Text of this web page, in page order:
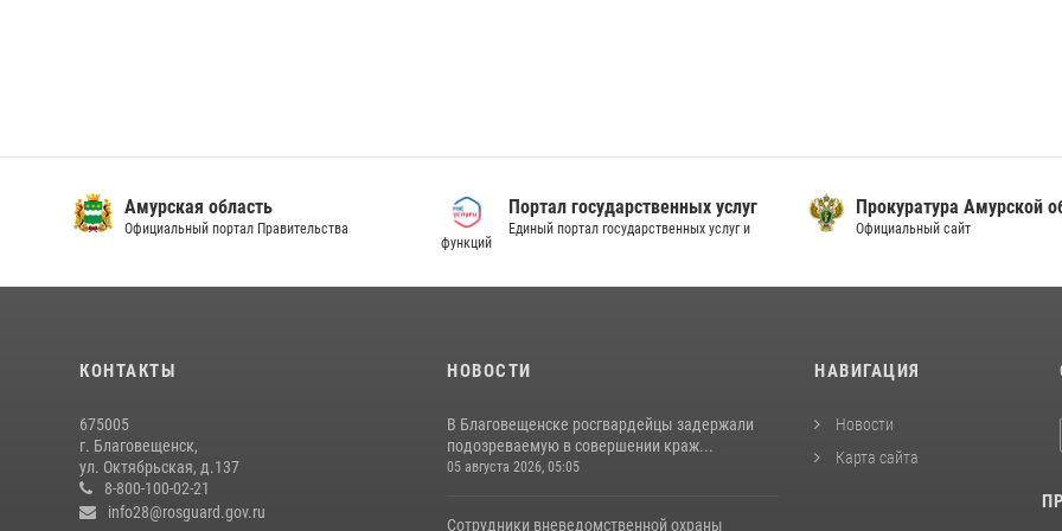
Амурская область
Официальный портал Правительства
Портал государственных услуг
Единый портал государственных услуг и
функций
Прокуратура Амурской
Официальный сайт
КОНТАКТЫ
675005
г. Благовещенск,
ул. Октябрьская, д.137
8-800-100-02-21
info28@rosguard.gov.ru
НОВОСТИ
В Благовещенске росгвардейцы задержали
подозреваемую в совершении краж...
05 августа 2026, 05:05
Сотрудники вневедомственной охраны
НАВИГАЦИЯ
Новости
Карта сайта